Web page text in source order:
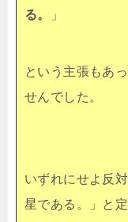
る。
」
という主張もあ
せんでした。
いずれにせよ反
星である。」と